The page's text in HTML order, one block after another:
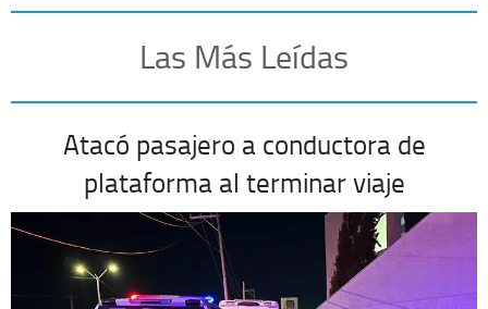
Las Más Leídas
Atacó pasajero a conductora de
plataforma al terminar viaje